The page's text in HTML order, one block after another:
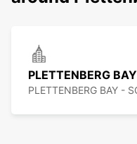
PLETTENBERG BAY
PLETTENBERG BAY -